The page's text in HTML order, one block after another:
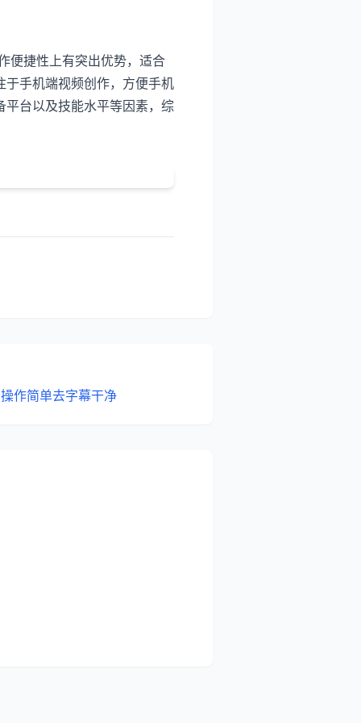
便捷性上有突出优势，适合
手机端视频创作，方便手机
台以及技能水平等因素，综
作简单去字幕干净